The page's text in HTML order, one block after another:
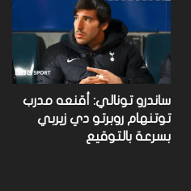
ساندرو تونالي: أقنعه مدرب
توتنهام روبرتو دي زيربي
بسرعة بالتوقيع